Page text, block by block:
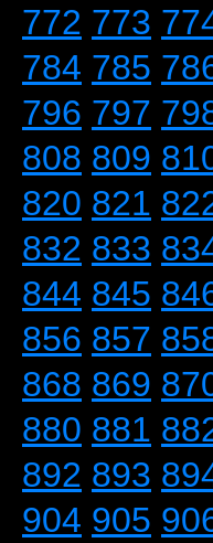
772 773
784 785
796 797
808 809
820 821
832 833
844 845
856 857
868 869
880 881
892 893
904 905